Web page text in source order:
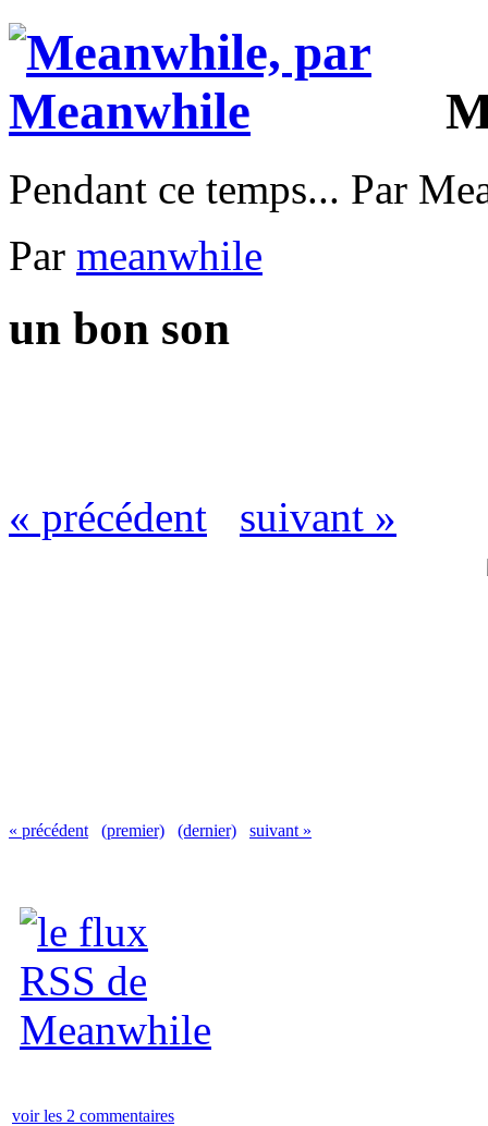
Pendant ce temps... Par
Par meanwhile
un bon son
« précédent suivant »
« précédent (premier) (dernier) suivant »
voir les 2 commentaires